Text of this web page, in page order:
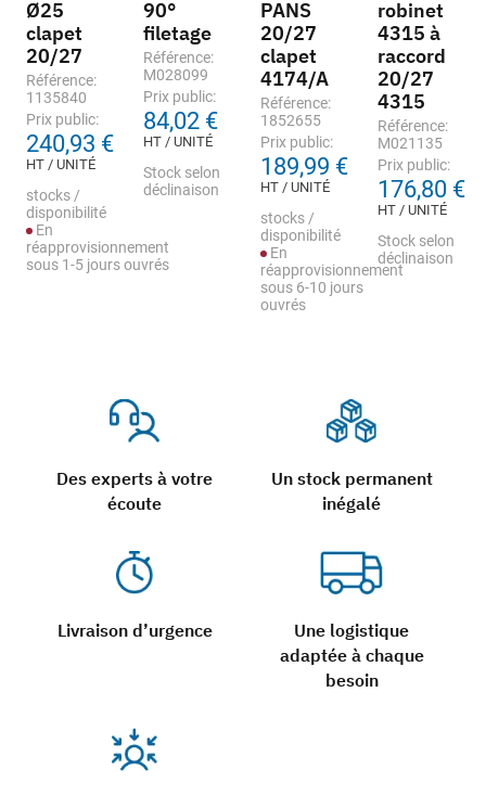
Des experts à votre
écoute
Un stock permanent
inégalé
Livraison d’urgence
Une logistique
adaptée à chaque
besoin
Ø25
clapet
20/27
Référence:
1135840
Prix public:
240,93 €
HT / UNITÉ
stocks /
disponibilité
En
réapprovisionnement
sous 1-5 jours ouvrés
90°
filetage
Référence:
M028099
Prix public:
84,02 €
HT / UNITÉ
Stock selon
déclinaison
PANS
20/27
clapet
4174/A
Référence:
1852655
Prix public:
189,99 €
HT / UNITÉ
stocks /
disponibilité
En
réapprovisionnement
sous 6-10 jours
ouvrés
robinet
4315 à
raccord
20/27
4315
Référence:
M021135
Prix public:
176,80 €
HT / UNITÉ
Stock selon
déclinaison